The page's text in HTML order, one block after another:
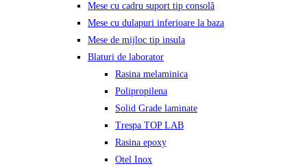
Mese cu cadru suport tip consolă
Mese cu dulapuri inferioare la baza
Mese de mijloc tip insula
Blaturi de laborator
Rasina melaminica
Polipropilena
Solid Grade laminate
Trespa TOP LAB
Rasina epoxy
Otel Inox